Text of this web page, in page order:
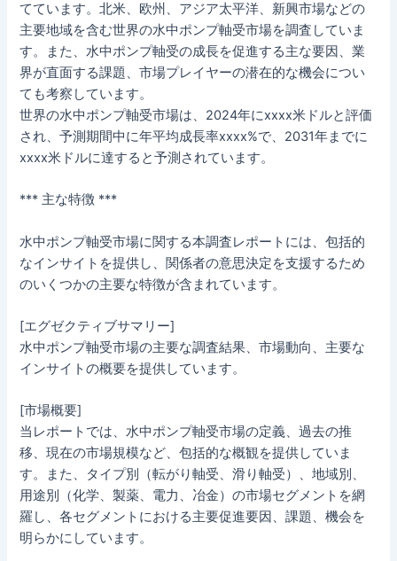
てています。北米、欧州、アジア太平洋、新興市場などの
主要地域を含む世界の水中ポンプ軸受市場を調査していま
す。また、水中ポンプ軸受の成長を促進する主な要因、業
界が直面する課題、市場プレイヤーの潜在的な機会につい
ても考察しています。
世界の水中ポンプ軸受市場は、2024年にxxxx米ドルと評価
され、予測期間中に年平均成長率xxxx%で、2031年までに
xxxx米ドルに達すると予測されています。
*** 主な特徴 ***
水中ポンプ軸受市場に関する本調査レポートには、包括的
なインサイトを提供し、関係者の意思決定を支援するため
のいくつかの主要な特徴が含まれています。
[エグゼクティブサマリー]
水中ポンプ軸受市場の主要な調査結果、市場動向、主要な
インサイトの概要を提供しています。
[市場概要]
当レポートでは、水中ポンプ軸受市場の定義、過去の推
移、現在の市場規模など、包括的な概観を提供していま
す。また、タイプ別（転がり軸受、滑り軸受）、地域別、
用途別（化学、製薬、電力、冶金）の市場セグメントを網
羅し、各セグメントにおける主要促進要因、課題、機会を
明らかにしています。